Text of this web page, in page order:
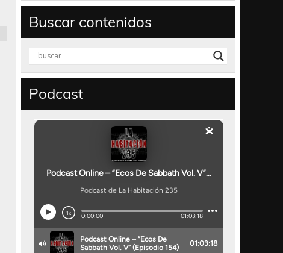
Buscar contenidos
Podcast